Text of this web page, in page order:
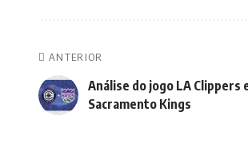
ANTERIOR
Análise do jogo LA Clippers
Sacramento Kings